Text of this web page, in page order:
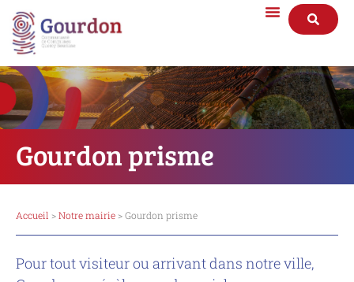
Gourdon prisme
Accueil >Notre mairie > Gourdon prisme
Pour tout visiteur ou arrivant dans notre ville,